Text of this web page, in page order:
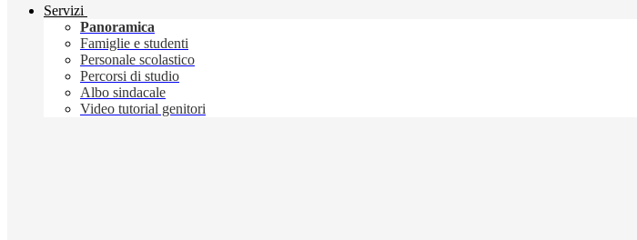
Servizi
Panoramica
Famiglie e studenti
Personale scolastico
Percorsi di studio
Albo sindacale
Video tutorial genitori